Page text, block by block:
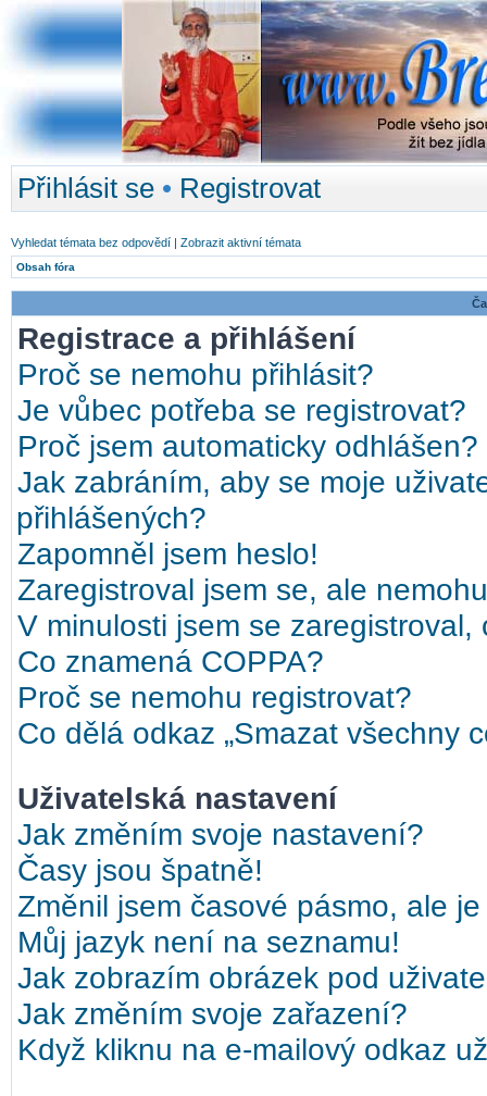
Přihlásit se • Registrovat
Vyhledat témata bez odpovědí | Zobrazit aktivní témata
Obsah fóra
Registrace a přihlášení
Proč se nemohu přihlásit?
Je vůbec potřeba se registrovat?
Proč jsem automaticky odhlášen?
Jak zabráním, aby se moje
přihlášených?
Zapomněl jsem heslo!
Zaregistroval jsem se, ale
V minulosti jsem se
Co znamená COPPA?
Proč se nemohu registrovat?
Co dělá odkaz „Smazat všechny
Uživatelská nastavení
Jak změním svoje nastavení?
Časy jsou špatně!
Změnil jsem časové pásmo, ale
Můj jazyk není na seznamu!
Jak zobrazím obrázek pod
Jak změním svoje zařazení?
Když kliknu na e-mailový odkaz